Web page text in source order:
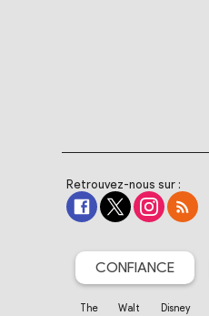
Retrouvez-nous sur :
CONFIANCE
The Walt Disney